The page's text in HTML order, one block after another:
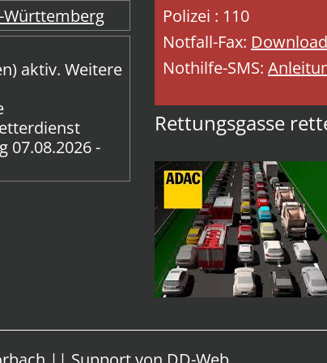
aktiv. Weitere
07.08.2026 -
Polizei : 110
Notfall-Fax: Download
Nothilfe-SMS:
Rettungsgasse